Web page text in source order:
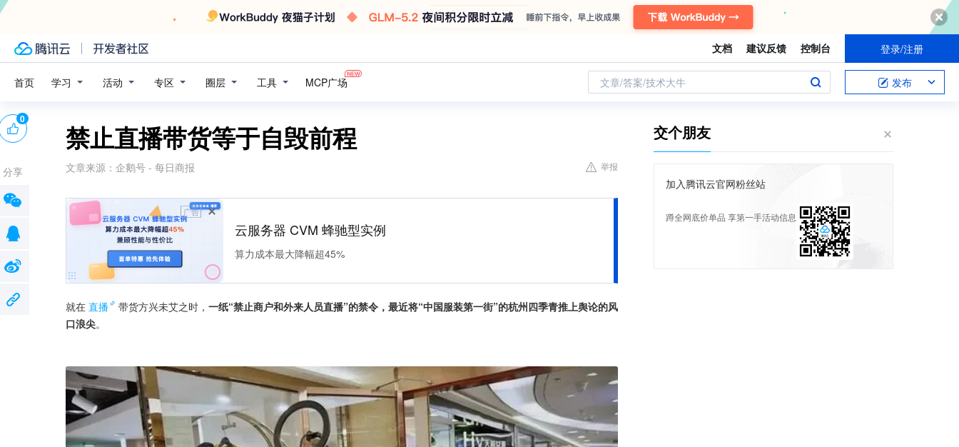
文档 建议反馈 控制台 登录/注册
首页 学习 活动 专区 圈层 工具 MCP广场 文章/答案/技术大牛 发布
禁止直播带货等于自毁前程
文章来源： 企鹅号 - 每日商报 举报
广告
云服务器 CVM 蜂驰型实例
算力成本最大降幅超45%
就在 直播 带货方兴未艾之时， 一纸“禁止商户和外来人员直播”的禁令，最近将“中国服装第一街”的杭州四季青推上舆论的风
口浪尖。
0
分享
交个朋友
加入腾讯云官网粉丝站
蹲全网底价单品 享第一手活动信息